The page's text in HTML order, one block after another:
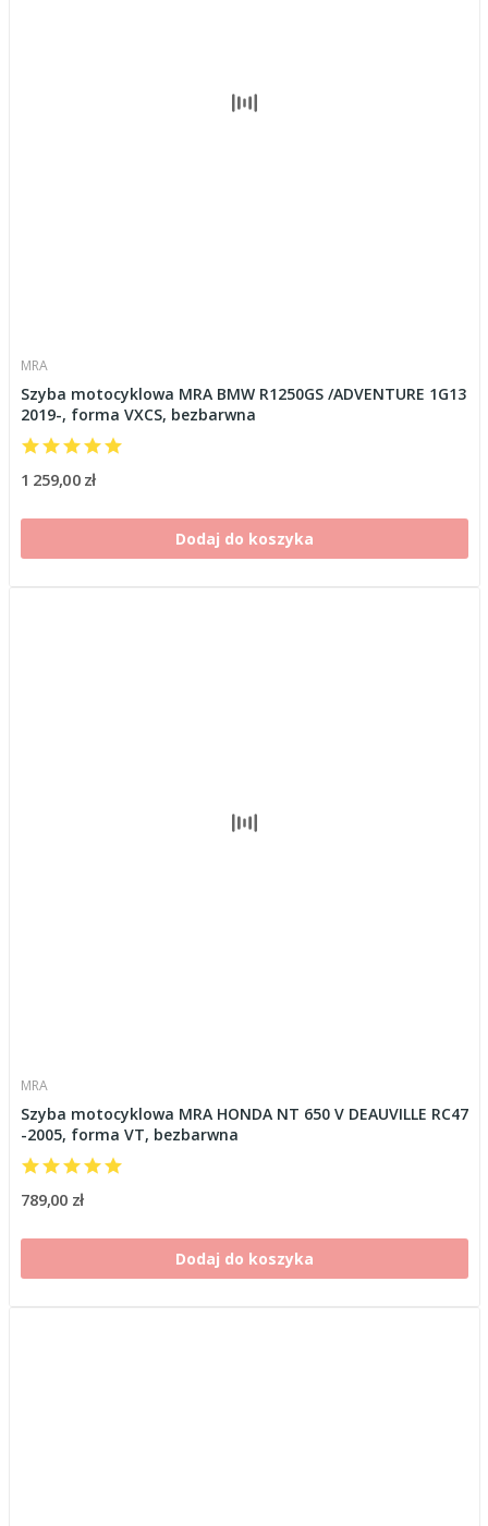
MRA
Szyba motocyklowa MRA BMW R1250GS /ADVENTURE 1G13
2019-, forma VXCS, bezbarwna
1 259,00 zł
Dodaj do koszyka
MRA
Szyba motocyklowa MRA HONDA NT 650 V DEAUVILLE RC47
-2005, forma VT, bezbarwna
789,00 zł
Dodaj do koszyka